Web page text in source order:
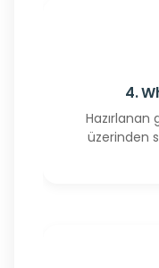
4.
Hazırlanan
üzerinden